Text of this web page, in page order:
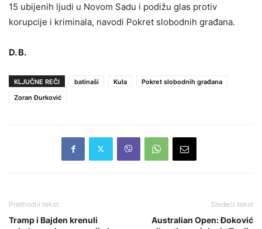
15 ubijenih ljudi u Novom Sadu i podižu glas protiv
korupcije i kriminala, navodi Pokret slobodnih građana.
D. B.
KLJUČNE REČI batinaši Kula
Pokret slobodnih građana
Zoran Đurković
Prethodni tekst
Tramp i Bajden krenuli
Sledeći tekst
Australian Open: Đoković